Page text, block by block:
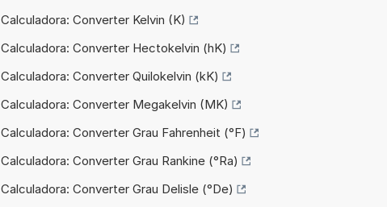
Calculadora: Converter Kelvin (K)
Calculadora: Converter Hectokelvin (hK)
Calculadora: Converter Quilokelvin (kK)
Calculadora: Converter Megakelvin (MK)
Calculadora: Converter Grau Fahrenheit (°F)
Calculadora: Converter Grau Rankine (°Ra)
Calculadora: Converter Grau Delisle (°De)